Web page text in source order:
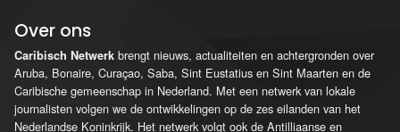
Over ons
Caribisch Netwerk brengt nieuws, actualiteiten en achtergronden over
Aruba, Bonaire, Curaçao, Saba, Sint Eustatius en Sint Maarten en de
Caribische gemeenschap in Nederland. Met een netwerk van lokale
journalisten volgen we de ontwikkelingen op de zes eilanden van het
Nederlandse Koninkrijk. Het netwerk volgt ook de Antilliaanse en